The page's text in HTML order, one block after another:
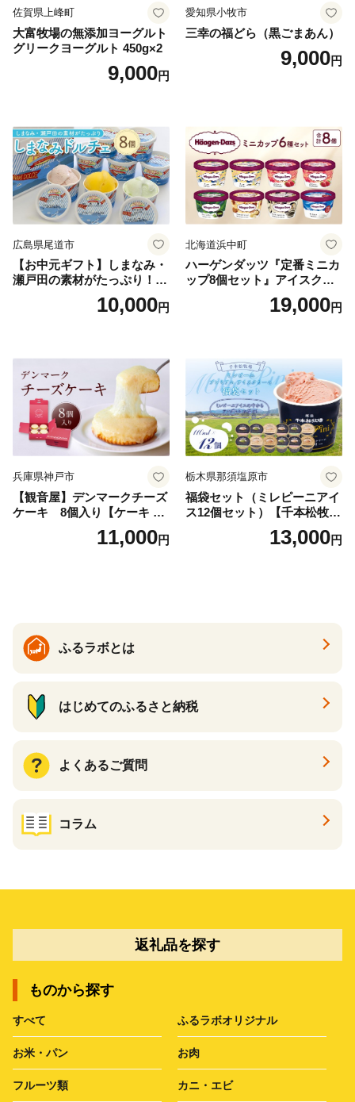
佐賀県上峰町
大富牧場の無添加ヨーグルト
グリークヨーグルト 450g×2
9,000円
愛知県小牧市
三幸の福どら（黒ごまあん）
9,000円
広島県尾道市
【お中元ギフト】しまなみ・
瀬戸田の素材がたっぷり！ジ
10,000円
北海道浜中町
ハーゲンダッツ『定番ミニカ
ップ8個セット』アイスクリ
ーム アイス スイーツ デザー
19,000円
兵庫県神戸市
【観音屋】デンマークチーズ
ケーキ 8個入り【ケーキ チ
ーズケーキ 人気スイーツ お
すすめスイーツ 神戸スイー
11,000円
栃木県那須塩原市
福袋セット（ミレピーニアイ
ス12個セット）【千本松牧
場】 ns025-014-12 【デザー
ト 詰め合わせ ギフト】
13,000円
ふるラボとは
はじめてのふるさと納税
よくあるご質問
コラム
返礼品を探す
ものから探す
すべて ふるラボオリジナル
お米・パン お肉
フルーツ類 カニ・エビ